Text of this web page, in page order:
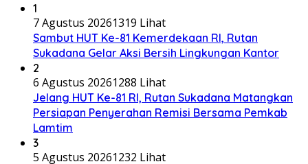
1
7 Agustus 20261319 Lihat
Sambut HUT Ke-81 Kemerdekaan RI, Rutan
Sukadana Gelar Aksi Bersih Lingkungan Kantor
2
6 Agustus 20261288 Lihat
Jelang HUT Ke-81 RI, Rutan Sukadana Matangkan
Persiapan Penyerahan Remisi Bersama Pemkab
Lamtim
3
5 Agustus 20261232 Lihat